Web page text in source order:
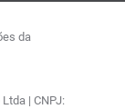
da
| CNPJ: